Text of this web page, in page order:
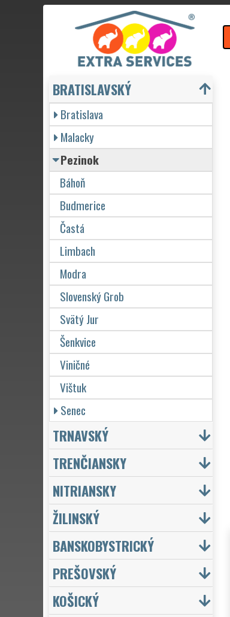
BRATISLAVSKÝ
Bratislava
Malacky
Pezinok
Báhoň
Budmerice
Častá
Limbach
Modra
Slovenský Grob
Svätý Jur
Šenkvice
Viničné
Vištuk
Senec
TRNAVSKÝ
TRENČIANSKY
NITRIANSKY
ŽILINSKÝ
BANSKOBYSTRICKÝ
PREŠOVSKÝ
KOŠICKÝ